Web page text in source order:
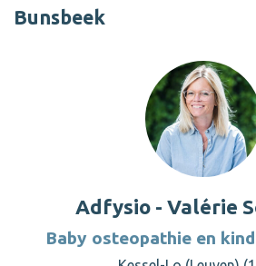
Bunsbeek
Adfysio - Valérie
Baby osteopathie en